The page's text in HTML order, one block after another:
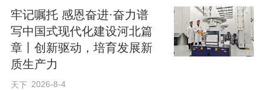
牢记嘱托 感恩奋进·奋力谱
写中国式现代化建设河北篇
章丨创新驱动，培育发展新
质生产力
天下 2026-8-4